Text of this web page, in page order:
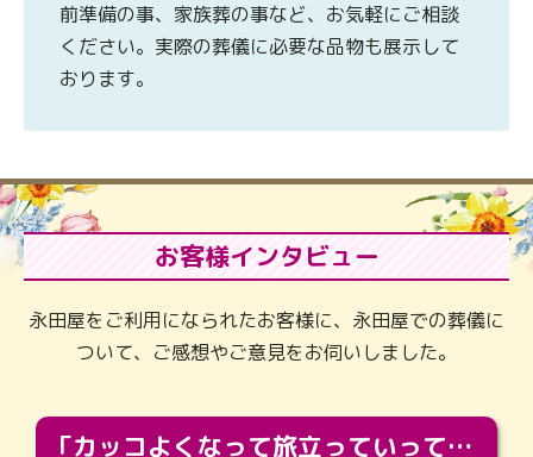
前準備の事、家族葬の事など、お気軽にご相談
ください。実際の葬儀に必要な品物も展示して
おります。
お客様インタビュー
永田屋をご利用になられたお客様に、永田屋での葬儀に
ついて、ご感想やご意見をお伺いしました。
「カッコよくなって旅立っていってくれました（笑）もっとカッコいいって言ってあげればよかったな」